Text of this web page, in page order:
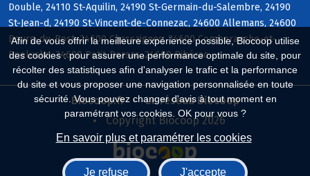
Afin de vous offrir la meilleure expérience possible, Biocoop utilise
des cookies : pour assurer une performance optimale du site, pour
récolter des statistiques afin d'analyser le trafic et la performance
du site et vous proposer une navigation personnalisée en toute
sécurité. Vous pouvez changer d'avis à tout moment en
paramétrant vos cookies. OK pour vous ?
En savoir plus et paramétrer les cookies
Je refuse J'accepte
Double, 24110 St-Aquilin, 24190 St-Germain-du-Salembre, 24190
St-Jean-d, 24190 St-Vincent-de-Connezac, 24600 Allemans, 24600
Bourg-du-Bost, 24600 Chassaignes, 24600 Comberanche-et-
Epeluche, 24600 Petit-Bersac, 24600 Ribérac
Biocoop.fr
Le réseau Biocoop
Copyright Biocoop 2026